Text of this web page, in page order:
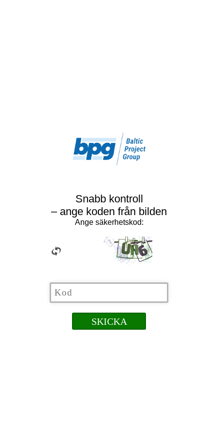
Snabb kontroll
– ange koden från bilden
Ange säkerhetskod: